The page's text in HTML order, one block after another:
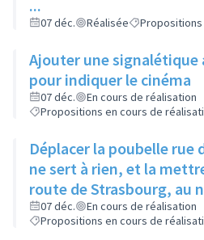
...
07 déc. Réalisée
Ajouter une signalétique
pour indiquer le cinéma
07 déc.
En cours de réalisation
Propositions en cours de
Déplacer la poubelle rue
ne sert à rien, et la
route de Strasbourg, au
Jean Moulin, en face de
construction
07 déc.
En cours de réalisation
Propositions en cours de